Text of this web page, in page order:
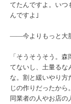
てたんですよ。いつ
んですよ｣
――今よりもっと大
「そうそうそう。
てないし、土量るな
な。割と緩いやり方
じの作りだったか
同業者の人やお店の